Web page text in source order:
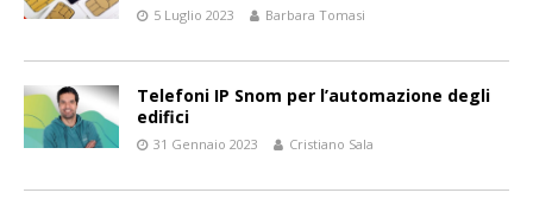
5 Luglio 2023 Barbara Tomasi
Telefoni IP Snom per l’automazione degli
edifici
31 Gennaio 2023 Cristiano Sala